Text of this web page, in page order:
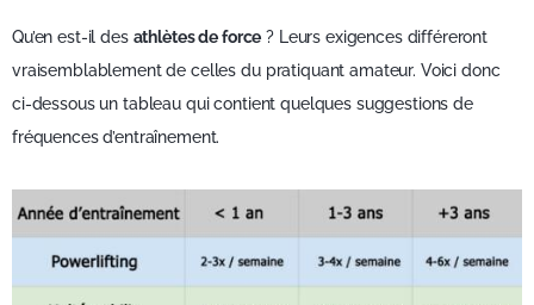
Qu’en est-il des athlètes de force ? Leurs exigences différeront
vraisemblablement de celles du pratiquant amateur. Voici donc
ci-dessous un tableau qui contient quelques suggestions de
fréquences d’entraînement.